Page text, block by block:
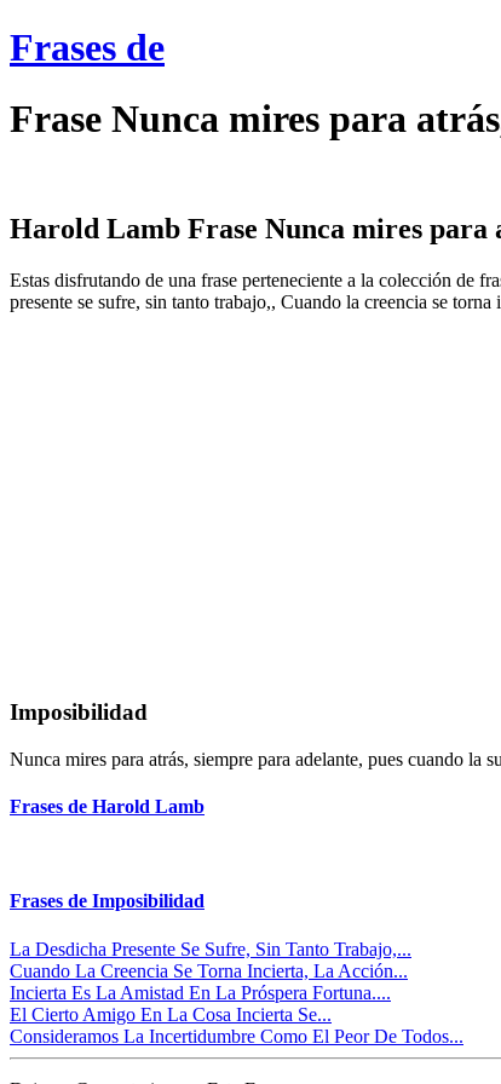
Frases de
Frase Nunca mires para
Harold Lamb Frase Nunca mires para
Estas disfrutando de una frase perteneciente a la colección de
presente se sufre, sin tanto trabajo,, Cuando la creencia se
Imposibilidad
Nunca mires para atrás, siempre para adelante, pues cuando la
Frases de Harold Lamb
Frases de Imposibilidad
La Desdicha Presente Se Sufre, Sin Tanto Trabajo,...
Cuando La Creencia Se Torna Incierta, La Acción...
Incierta Es La Amistad En La Próspera Fortuna....
El Cierto Amigo En La Cosa Incierta Se...
Consideramos La Incertidumbre Como El Peor De Todos...